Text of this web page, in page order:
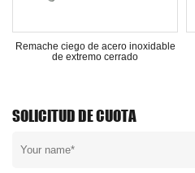
Remache ciego de acero inoxidable
de extremo cerrado
SOLICITUD DE CUOTA